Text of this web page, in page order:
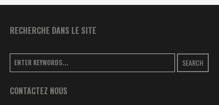
RECHERCHE DANS LE SITE
SEARCH
CONTACTEZ NOUS